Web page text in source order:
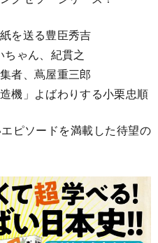
を送る豊臣秀吉
ゃん、紀貫之
者、蔦屋重三郎
機」よばわりする小栗忠順
ピソードを満載した待望の